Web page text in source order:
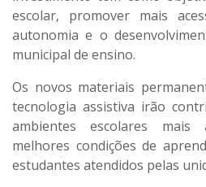
escolar, promover mais
autonomia e o
municipal de ensino.
Os novos materiais
tecnologia assistiva irão
ambientes escolares mais
melhores condições de
estudantes atendidos pelas